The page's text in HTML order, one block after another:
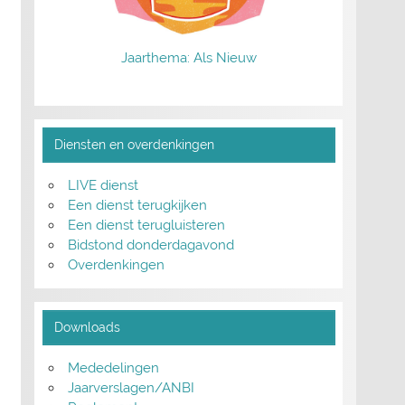
Jaarthema: Als Nieuw
Diensten en overdenkingen
LIVE dienst
Een dienst terugkijken
Een dienst terugluisteren
Bidstond donderdagavond
Overdenkingen
Downloads
Mededelingen
Jaarverslagen/ANBI